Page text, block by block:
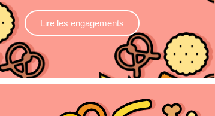
Lire les engagements